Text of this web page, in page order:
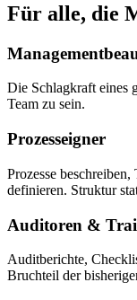
Für alle, die
Die Schlagkraft eines
Team zu sein.
Prozesseigner
Prozesse
definieren. Struktur
Auditoren &
Auditberichte,
Bruchteil der